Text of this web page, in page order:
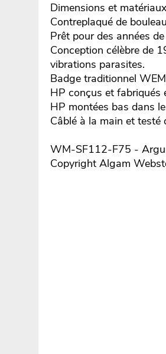
Dimensions et
Contreplaqué de
Prêt pour des années
Conception célèbre de
vibrations parasites.
Badge traditionnel
HP conçus et
HP montées bas dans
Câblé à la main et testé
WM-SF112-F75 -
Copyright Algam